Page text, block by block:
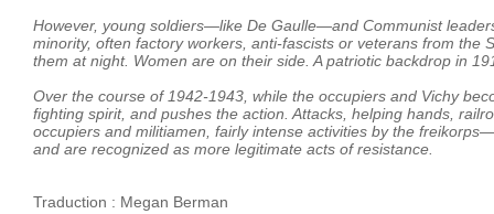
However, young soldiers—like De Gaulle—and Communist
minority, often factory workers, anti-fascists or veterans from the
them at night. Women are on their side. A patriotic backdrop in
Over the course of 1942-1943, while the occupiers and Vichy
fighting spirit, and pushes the action. Attacks, helping hands,
occupiers and militiamen, fairly intense activities by the
and are recognized as more legitimate acts of resistance.
Traduction : Megan Berman